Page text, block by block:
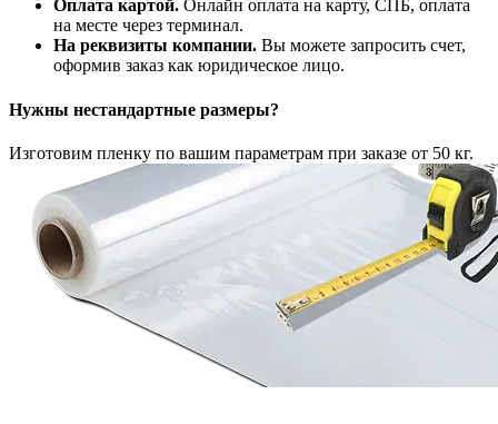
Оплата картой. Онлайн оплата на карту, СПБ, оплата
на месте через терминал.
На реквизиты компании. Вы можете запросить счет,
оформив заказ как юридическое лицо.
Нужны нестандартные размеры?
Изготовим пленку по вашим параметрам при заказе от 50 кг.